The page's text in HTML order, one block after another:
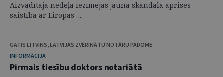
Aizvadītajā nedēļā iezīmējās jauna skandāla aprises
saistībā ar Eiropas ...
GATIS LITVINS, LATVIJAS ZVĒRINĀTU NOTĀRU PADOME
INFORMĀCIJA
Pirmais tiesību doktors notariātā